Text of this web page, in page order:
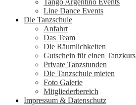
Line Dance Events
Die Tanzschule
Anfahrt
Das Team
Die Räumlichkeiten
Gutschein für einen Tanzkurs
Private Tanzstunden
Die Tanzschule mieten
Foto Galerie
Mitgliederbereich
Impressum & Datenschutz